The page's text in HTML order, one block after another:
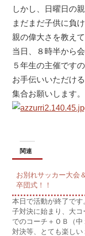
しかし、日曜日の
まだまだ子供に負
親の偉大さを教え
当日、８時半から
５年生の主催です
お手伝いいただけ
集合お願いします。
関連
お別れサッカー大会
卒団式！！
本日で活動が終了です
子対決に始まり、大コ
でのコーチ＋ＯＢ（中
対決等、とても楽しい